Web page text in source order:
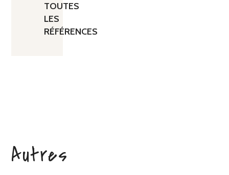
TOUTES
LES
RÉFÉRENCES
Autres